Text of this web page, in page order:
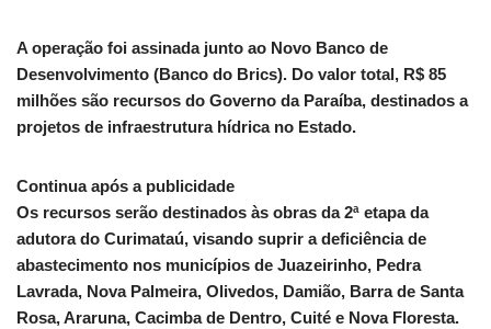
A operação foi assinada junto ao Novo Banco de
Desenvolvimento (Banco do Brics). Do valor total, R$ 85
milhões são recursos do Governo da Paraíba, destinados a
projetos de infraestrutura hídrica no Estado.
Continua após a publicidade
Os recursos serão destinados às obras da 2ª etapa da
adutora do Curimataú, visando suprir a deficiência de
abastecimento nos municípios de Juazeirinho, Pedra
Lavrada, Nova Palmeira, Olivedos, Damião, Barra de Santa
Rosa, Araruna, Cacimba de Dentro, Cuité e Nova Floresta.